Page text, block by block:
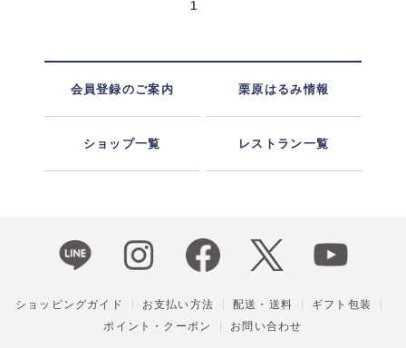
1
会員登録のご案内 栗原はるみ情報
ショップ一覧 レストラン一覧
ショッピングガイド お支払い方法 配送・送料
ギフト包装
ポイント・クーポン
お問い合わせ